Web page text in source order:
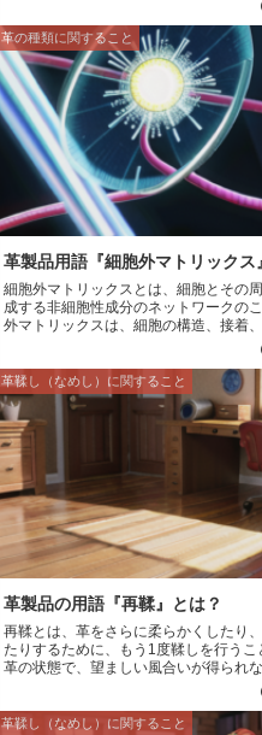
と柔軟性を兼ね備えており、最も一般
れています。豚革は、牛革よりも柔ら
す。コードバンは、馬の臀部の革で、非
沢があります。
革の種類に関すること
革製品用語『細胞外マトリックス
細胞外マトリックスとは、細胞とその
成する非細胞性成分のネットワークの
外マトリックスは、細胞の構造、接着、
分化を制御する役割を果たしています
ックスは、コラーゲン、エラスチン、
プロテオグリカンなど、様々なタンパ
糖タンパク質で構成されています。 細
スは、細胞と細胞の間のコミュニケー
な役割を果たしています。細胞外マト
長因子やサイトカインなどのシグナル伝
し、細胞に伝達することで、細胞の挙動
ます。また、細胞外マトリックスは、
としても機能し、細胞を有害な物質か
す。 細胞外マトリックスの異常は、様
になります。例えば、コラーゲンの異
や関節炎の原因になります。エラスチ
臓血管疾患の原因になります。ヒアル
は、関節炎や乾癬の原因になります。
革鞣し（なめし）に関すること
革製品の用語『再鞣』とは？
再鞣とは、革をさらに柔らかくしたり
たりするために、もう1度鞣しを行うこ
革の状態で、望ましい風合いが得られ
別な仕上げを施したい場合に行われま
の種類や元の状態、 desired finish に応
な方法で行われます。再鞣された革は
革鞣し（なめし）に関すること